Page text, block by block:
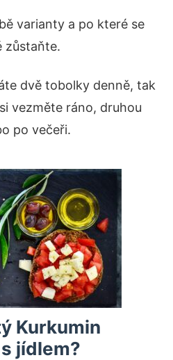
varianty a po které se
zůstaňte.
dvě tobolky denně, tak
vezměte ráno, druhou
po večeři.
Kurkumin
jídlem?